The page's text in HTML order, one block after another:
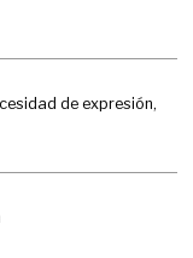
de expresión,